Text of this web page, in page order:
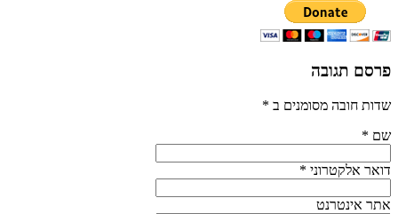
פרסם תגובה
שדות חובה מסומנים ב *
שם *
דואר אלקטרוני *
אתר אינטרנט